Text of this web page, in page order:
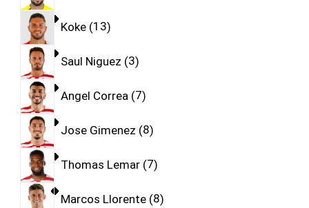
Koke 13
Saul Niguez 3
Angel Correa 7
Jose Gimenez 8
Thomas Lemar 7
Marcos Llorente 8